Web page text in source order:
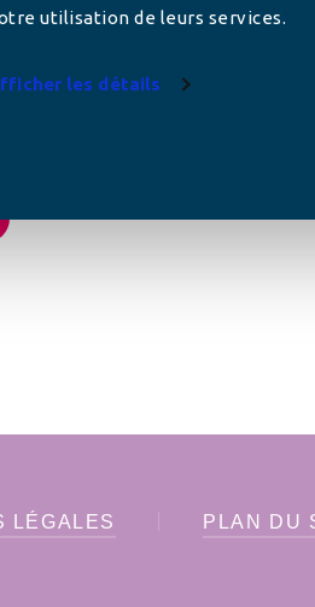
utilisation de leurs services.
les détails
LÉGALES PLAN DU